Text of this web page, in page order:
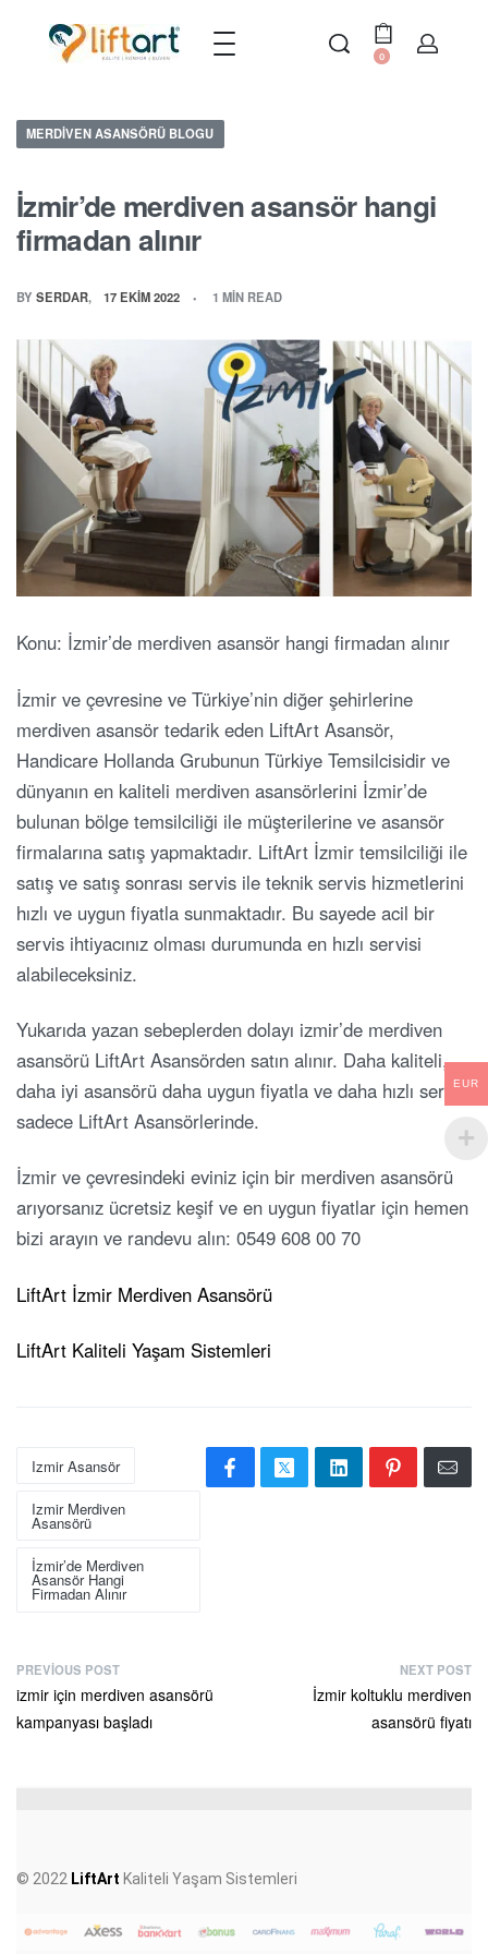
0
MERDIVEN ASANSÖRÜ BLOGU
İzmir’de merdiven asansör hangi
firmadan alınır
BY SERDAR 17 EKIM 2022 1 MIN READ
Konu: İzmir’de merdiven asansör hangi firmadan alınır
İzmir ve çevresine ve Türkiye’nin diğer şehirlerine
merdiven asansör tedarik eden LiftArt Asansör,
Handicare Hollanda Grubunun Türkiye Temsilcisidir ve
dünyanın en kaliteli merdiven asansörlerini İzmir’de
bulunan bölge temsilciliği ile müşterilerine ve asansör
firmalarına satış yapmaktadır. LiftArt İzmir temsilciliği ile
satış ve satış sonrası servis ile teknik servis hizmetlerini
hızlı ve uygun fiyatla sunmaktadır. Bu sayede acil bir
servis ihtiyacınız olması durumunda en hızlı servisi
alabileceksiniz.
Yukarıda yazan sebeplerden dolayı izmir’de merdiven
asansörü LiftArt Asansörden satın alınır. Daha kaliteli,
daha iyi asansörü daha uygun fiyatla ve daha hızlı servis
sadece LiftArt Asansörlerinde.
İzmir ve çevresindeki eviniz için bir merdiven asansörü
arıyorsanız ücretsiz keşif ve en uygun fiyatlar için hemen
bizi arayın ve randevu alın: 0549 608 00 70
LiftArt İzmir Merdiven Asansörü
LiftArt Kaliteli Yaşam Sistemleri
Izmir Asansör
Izmir Merdiven
Asansörü
İzmir’de Merdiven
Asansör Hangi
Firmadan Alınır
PREVIOUS POST
izmir için merdiven asansörü
kampanyası başladı
NEXT POST
İzmir koltuklu merdiven
asansörü fiyatı
© 2022 LiftArt Kaliteli Yaşam Sistemleri
EUR